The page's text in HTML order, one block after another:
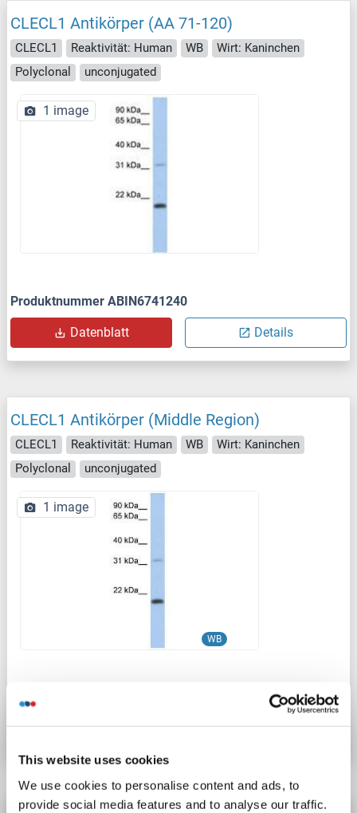
This website uses cookies
We use cookies to personalise content and ads, to
provide social media features and to analyse our traffic.
CLECL1 Antikörper (AA 71-120)
CLECL1 Reaktivität: Human WB
Wirt: Kaninchen
Polyclonal
unconjugated
1 image
Produktnummer ABIN6741240
Datenblatt Details
CLECL1 Antikörper (Middle Region)
CLECL1 Reaktivität: Human WB
Wirt: Kaninchen
Polyclonal
unconjugated
WB
1 image
Produktnummer ABIN630902
Datenblatt Details